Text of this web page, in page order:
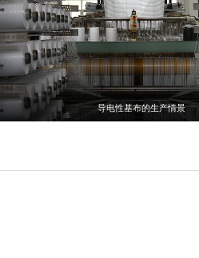
导电性基布的生产情景